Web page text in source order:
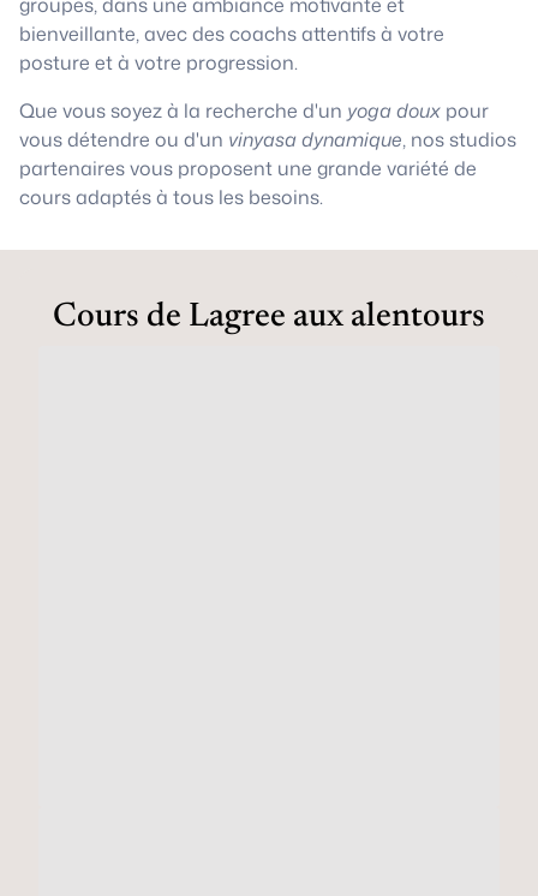
bienveillante, avec des coachs attentifs à votre
posture et à votre progression.
Que vous soyez à la recherche d'un yoga doux pour
vous détendre ou d'un vinyasa dynamique, nos studios
partenaires vous proposent une grande variété de
cours adaptés à tous les besoins.
Cours de Lagree aux alentours